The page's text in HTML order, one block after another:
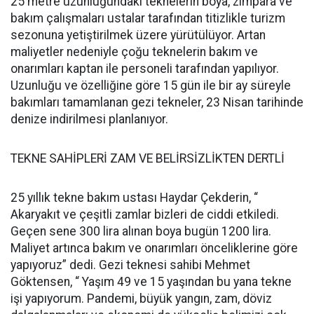
bakım çalışmaları ustalar tarafından titizlikle turizm
sezonuna yetiştirilmek üzere yürütülüyor. Artan
maliyetler nedeniyle çoğu teknelerin bakım ve
onarımları kaptan ile personeli tarafından yapılıyor.
Uzunluğu ve özelliğine göre 15 gün ile bir ay süreyle
bakımları tamamlanan gezi tekneler, 23 Nisan tarihinde
denize indirilmesi planlanıyor.
TEKNE SAHİPLERİ ZAM VE BELİRSİZLİKTEN DERTLİ
25 yıllık tekne bakım ustası Haydar Çekderin, “
Akaryakıt ve çeşitli zamlar bizleri de ciddi etkiledi.
Geçen sene 300 lira alınan boya bugün 1200 lira.
Maliyet artınca bakım ve onarımları önceliklerine göre
yapıyoruz” dedi. Gezi teknesi sahibi Mehmet
Göktensen, “ Yaşım 49 ve 15 yaşından bu yana tekne
işi yapıyorum. Pandemi, büyük yangın, zam, döviz